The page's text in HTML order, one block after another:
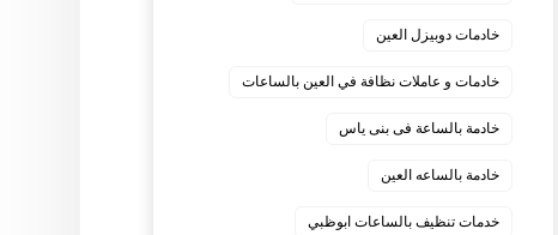
خادمات دوبيزل العين
خادمات و عاملات نظافة في العين بالساعات
خادمة بالساعة فى بنى ياس
خادمة بالساعه العين
خدمات تنظيف بالساعات ابوظبي